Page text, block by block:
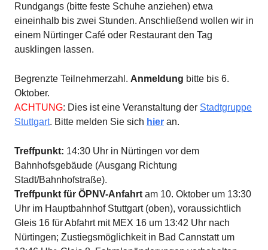
Rundgangs (bitte feste Schuhe anziehen) etwa
eineinhalb bis zwei Stunden. Anschließend wollen wir in
einem Nürtinger Café oder Restaurant den Tag
ausklingen lassen.
Begrenzte Teilnehmerzahl. Anmeldung bitte bis 6.
Oktober.
ACHTUNG: Dies ist eine Veranstaltung der Stadtgruppe
Stuttgart. Bitte melden Sie sich hier an.
Treffpunkt: 14:30 Uhr in Nürtingen vor dem
Bahnhofsgebäude (Ausgang Richtung
Stadt/Bahnhofstraße).
Treffpunkt für ÖPNV-Anfahrt am 10. Oktober um 13:30
Uhr im Hauptbahnhof Stuttgart (oben), voraussichtlich
Gleis 16 für Abfahrt mit MEX 16 um 13:42 Uhr nach
Nürtingen; Zustiegsmöglichkeit in Bad Cannstatt um